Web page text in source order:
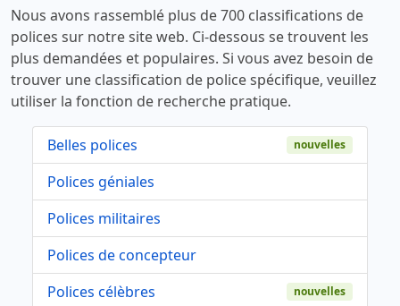
Nous avons rassemblé plus de 700 classifications de
polices sur notre site web. Ci-dessous se trouvent les
plus demandées et populaires. Si vous avez besoin de
trouver une classification de police spécifique, veuillez
utiliser la fonction de recherche pratique.
Belles polices nouvelles
Polices géniales
Polices militaires
Polices de concepteur
Polices célèbres
nouvelles